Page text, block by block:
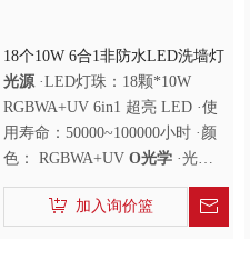
18个10W 6合1非防水LED洗墙灯
光源·LED灯珠：18颗*10W
RGBWA+UV 6in1 超亮 LED ·使
用寿命：50000~100000小时 ·颜
色： RGBWA+UV O光学 ·光束
角：15*30º
加入询价篮